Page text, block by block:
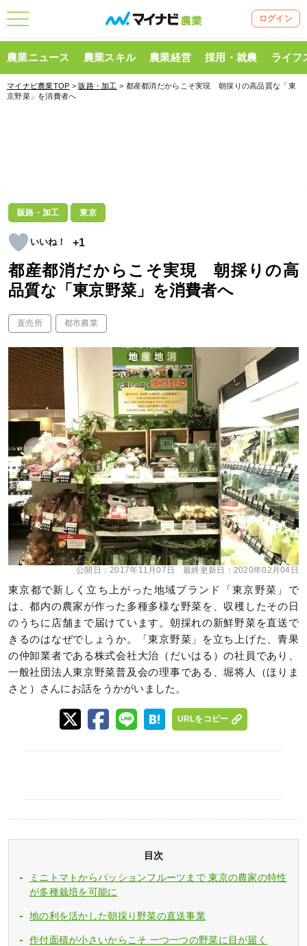
ログイン
農業ニュース 農業スキル 農業経営 採用・就農 ライフ
マイナビ農業TOP >販路・加工 > 都産都消だからこそ実現 朝採りの高品質な「東
京野菜」を消費者へ
販路・加工 東京
+1
都産都消だからこそ実現 朝採りの高
品質な「東京野菜」を消費者へ
直売所 都市農業
公開日：2017年11月07日 最終更新日： 2020年02月04日
東京都で新しく立ち上がった地域ブランド「東京野菜」で
は、都内の農家が作った多種多様な野菜を、収穫したその日
のうちに店舗まで届けています。朝採れの新鮮野菜を直送で
きるのはなぜでしょうか。「東京野菜」を立ち上げた、青果
の仲卸業者である株式会社大治（だいはる）の社員であり、
一般社団法人東京野菜普及会の理事である、堀将人（ほりま
さと）さんにお話をうかがいました。
URLをコピー
目次
ミニトマトからパッションフルーツまで 東京の農家の特性
が多種栽培を可能に
地の利を活かした朝採り野菜の直送事業
作付面積が小さいからこそ 一つ一つの野菜に目が届く